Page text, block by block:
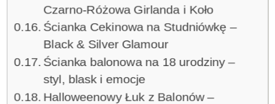
Czarno-Różowa Girlanda i Koło
Ścianka Cekinowa na Studniówkę –
Black & Silver Glamour
Ścianka balonowa na 18 urodziny –
styl, blask i emocje
Halloweenowy Łuk z Balonów –